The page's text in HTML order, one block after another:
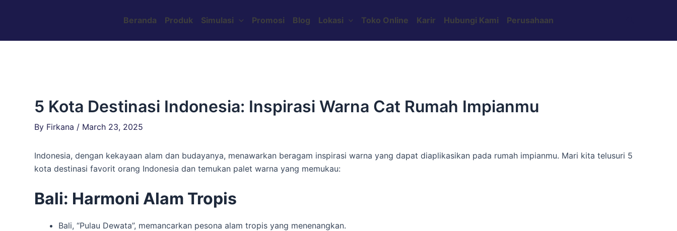
Beranda Produk Simulasi Promosi Blog Lokasi Toko Online Karir Hubungi Kami Perusahaan
5 Kota Destinasi Indonesia: Inspirasi Warna Cat Rumah Impianmu
By Firkana / March 23, 2025
Indonesia, dengan kekayaan alam dan budayanya, menawarkan beragam inspirasi warna yang dapat diaplikasikan pada rumah impianmu. Mari kita telusuri 5
kota destinasi favorit orang Indonesia dan temukan palet warna yang memukau:
Bali: Harmoni Alam Tropis
Bali, “Pulau Dewata”, memancarkan pesona alam tropis yang menenangkan.